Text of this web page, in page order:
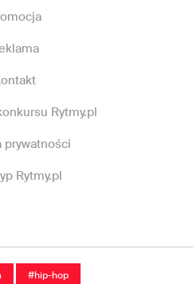
#hip-hop
Rytmy.pl
prywatności
Rytmy.pl